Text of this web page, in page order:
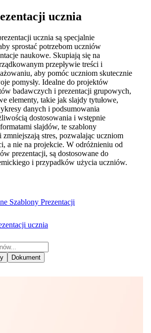
ucznia
ucznia są specjalnie
sprostać potrzebom uczniów
naukowe. Skupiają się na
przepływie treści i
aby pomóc uczniom skutecznie
pomysły. Idealne do projektów
badawczych i prezentacji grupowych,
elementy, takie jak slajdy tytułowe,
danych i podsumowania
dostosowania i wstępnie
slajdów, te szablony
zmniejszają stres, pozwalając uczniom
a nie na projekcie. W odróżnieniu od
prezentacji, są dostosowane do
i przypadków użycia uczniów.
Szablony Prezentacji
ucznia
Dokument